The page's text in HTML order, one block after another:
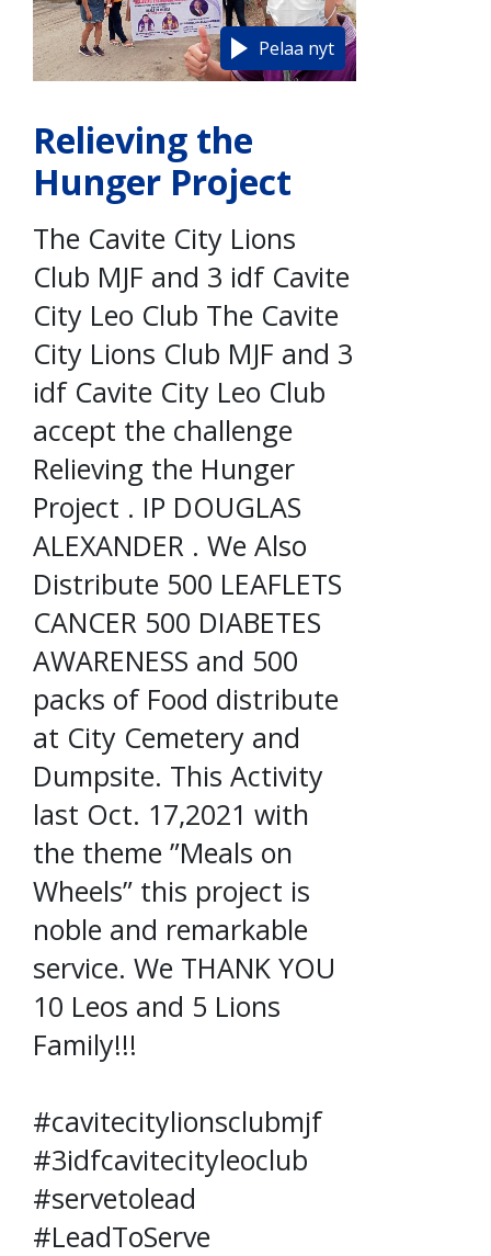
Pelaa nyt
Relieving the
Hunger Project
The Cavite City Lions
Club MJF and 3 idf Cavite
City Leo Club The Cavite
City Lions Club MJF and 3
idf Cavite City Leo Club
accept the challenge
Relieving the Hunger
Project . IP DOUGLAS
ALEXANDER . We Also
Distribute 500 LEAFLETS
CANCER 500 DIABETES
AWARENESS and 500
packs of Food distribute
at City Cemetery and
Dumpsite. This Activity
last Oct. 17,2021 with
the theme ”Meals on
Wheels” this project is
noble and remarkable
service. We THANK YOU
10 Leos and 5 Lions
Family!!!
#cavitecitylionsclubmjf
#3idfcavitecityleoclub
#servetolead
#LeadToServe